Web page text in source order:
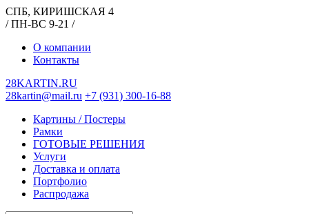
СПБ, КИРИШСКАЯ 4
/ ПН-ВС 9-21 /
О компании
Контакты
28KARTIN.RU
28kartin@mail.ru +7 (931) 300-16-88
Картины / Постеры
Рамки
ГОТОВЫЕ РЕШЕНИЯ
Услуги
Доставка и оплата
Портфолио
Распродажа